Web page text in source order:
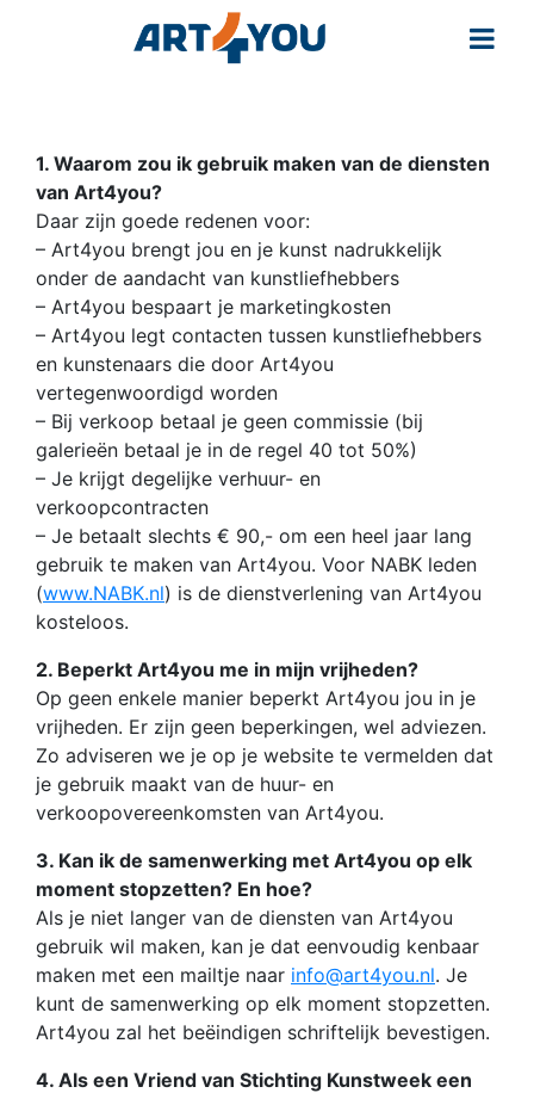
1. Waarom zou ik gebruik maken van de diensten
van Art4you?
Daar zijn goede redenen voor:
– Art4you brengt jou en je kunst nadrukkelijk
onder de aandacht van kunstliefhebbers
– Art4you bespaart je marketingkosten
– Art4you legt contacten tussen kunstliefhebbers
en kunstenaars die door Art4you
vertegenwoordigd worden
– Bij verkoop betaal je geen commissie (bij
galerieën betaal je in de regel 40 tot 50%)
– Je krijgt degelijke verhuur- en
verkoopcontracten
– Je betaalt slechts € 90,- om een heel jaar lang
gebruik te maken van Art4you. Voor NABK leden
(www.NABK.nl) is de dienstverlening van Art4you
kosteloos.
2. Beperkt Art4you me in mijn vrijheden?
Op geen enkele manier beperkt Art4you jou in je
vrijheden. Er zijn geen beperkingen, wel adviezen.
Zo adviseren we je op je website te vermelden dat
je gebruik maakt van de huur- en
verkoopovereenkomsten van Art4you.
3. Kan ik de samenwerking met Art4you op elk
moment stopzetten? En hoe?
Als je niet langer van de diensten van Art4you
gebruik wil maken, kan je dat eenvoudig kenbaar
maken met een mailtje naar info@art4you.nl. Je
kunt de samenwerking op elk moment stopzetten.
Art4you zal het beëindigen schriftelijk bevestigen.
4. Als een Vriend van Stichting Kunstweek een